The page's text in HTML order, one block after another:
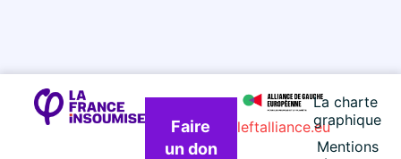
Faire
un don
La charte
graphique
Mentions
leftalliance.eu